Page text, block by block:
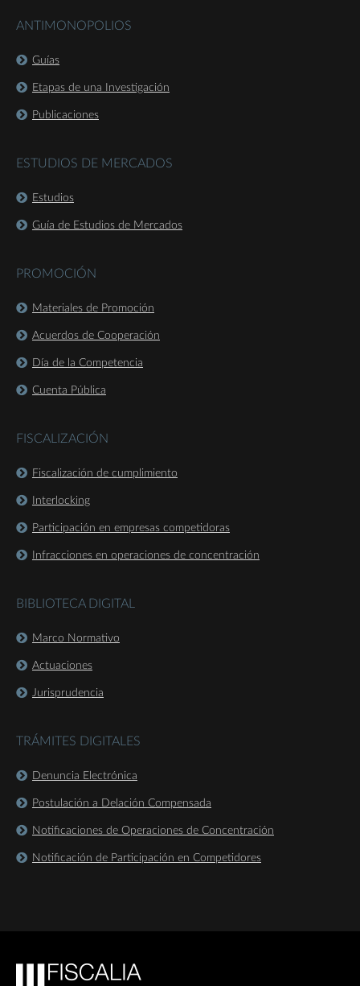
ANTIMONOPOLIOS
Guías
Etapas de una Investigación
Publicaciones
ESTUDIOS DE MERCADOS
Estudios
Guía de Estudios de Mercados
PROMOCIÓN
Materiales de Promoción
Acuerdos de Cooperación
Día de la Competencia
Cuenta Pública
FISCALIZACIÓN
Fiscalización de cumplimiento
Interlocking
Participación en empresas competidoras
Infracciones en operaciones de concentración
BIBLIOTECA DIGITAL
Marco Normativo
Actuaciones
Jurisprudencia
TRÁMITES DIGITALES
Denuncia Electrónica
Postulación a Delación Compensada
Notificaciones de Operaciones de Concentración
Notificación de Participación en Competidores